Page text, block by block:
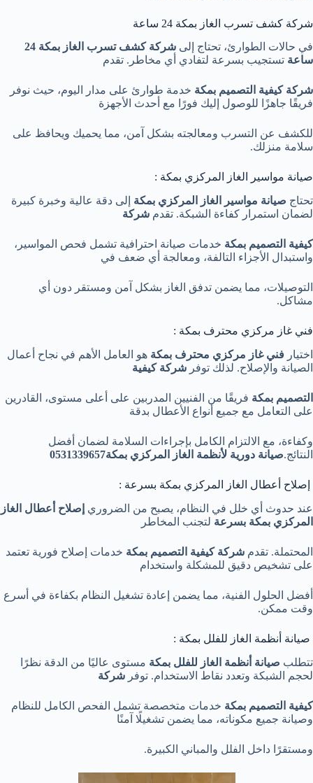
شركة كشف تسرب الغاز بمكة 24 ساعة
في حالات الطوارئ، تحتاج إلى
شركة كشف تسرب الغاز بمكة 24
ساعة تستجيب بسرعة لتفادي أي مخاطر. تقدم
شركة كيفية التصميم بمكة خدمة طوارئ على مدار اليوم، حيث نوفر
فريقًا جاهزًا للوصول إليك فورًا مع أحدث الأجهزة
للكشف عن التسرب ومعالجته بشكل آمن، مما يحميك ويحافظ على
سلامة منزلك.
صيانة مواسير الغاز المركزي بمكة :
تحتاج صيانة مواسير الغاز المركزي بمكة إلى دقة عالية وخبرة كبيرة
لضمان استمرار كفاءة الشبكة. تقدم شركة
كيفية التصميم بمكة خدمات صيانة احترافية تشمل فحص المواسير،
واستبدال الأجزاء التالفة، ومعالجة أي ضعف في
التوصيلات، مما يضمن تدفق الغاز بشكل آمن ومستقر دون أي
مشاكل.
فني غاز مركزي محترف بمكة :
اختيار فني غاز مركزي محترف بمكة هو العامل الأهم في نجاح أعمال
الصيانة والإصلاح. لذلك توفر شركة كيفية
التصميم بمكة فريقًا من الفنيين المدربين على أعلى مستوى، القادرين
على التعامل مع جميع أنواع الأعطال بدقة
وكفاءة، مع الالتزام الكامل بإجراءات السلامة لضمان أفضل
النتائج.صيانة دورية لأنظمة الغاز المركزي بمكة0531339657
إصلاح أعطال الغاز المركزي بمكة بسرعة :
عند حدوث أي خلل في النظام، يصبح من الضروري إصلاح أعطال الغاز
المركزي بمكة بسرعة لتجنب المخاطر
المحتملة. تقدم شركة كيفية التصميم بمكة خدمات إصلاح فورية تعتمد
على تشخيص دقيق للمشكلة واستخدام
أفضل الحلول الفنية، مما يضمن إعادة تشغيل النظام بكفاءة في أسرع
وقت ممكن.
صيانة أنظمة الغاز للفلل بمكة :
تتطلب صيانة أنظمة الغاز للفلل بمكة مستوى عاليًا من الدقة نظرًا
لحجم الشبكة وتعدد نقاط الاستخدام. توفر شركة
كيفية التصميم بمكة خدمات متخصصة تشمل الفحص الكامل للنظام
وصيانة جميع مكوناته، مما يضمن تشغيلًا آمنًا
ومستقرًا داخل الفلل والمباني الكبيرة.